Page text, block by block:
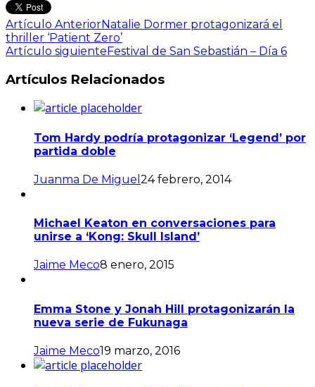
Artículo AnteriorNatalie Dormer protagonizará el
thriller ‘Patient Zero’
Artículo siguienteFestival de San Sebastián – Día 6
Artículos Relacionados
Tom Hardy podría protagonizar ‘Legend’ por
partida doble
Juanma De Miguel 24 febrero, 2014
Michael Keaton en conversaciones para
unirse a ‘Kong: Skull Island’
Jaime Meco8 enero, 2015
Emma Stone y Jonah Hill protagonizarán la
nueva serie de Fukunaga
Jaime Meco19 marzo, 2016